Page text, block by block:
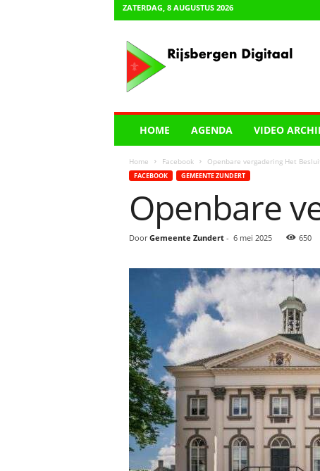
ZATERDAG, 8 AUGUSTUS 2026
HOME AGENDA VIDEO
Home Facebook Openbare vergadering Het
FACEBOOK GEMEENTE ZUNDERT
Openbare
Door Gemeente Zundert- 6 mei 2025 650